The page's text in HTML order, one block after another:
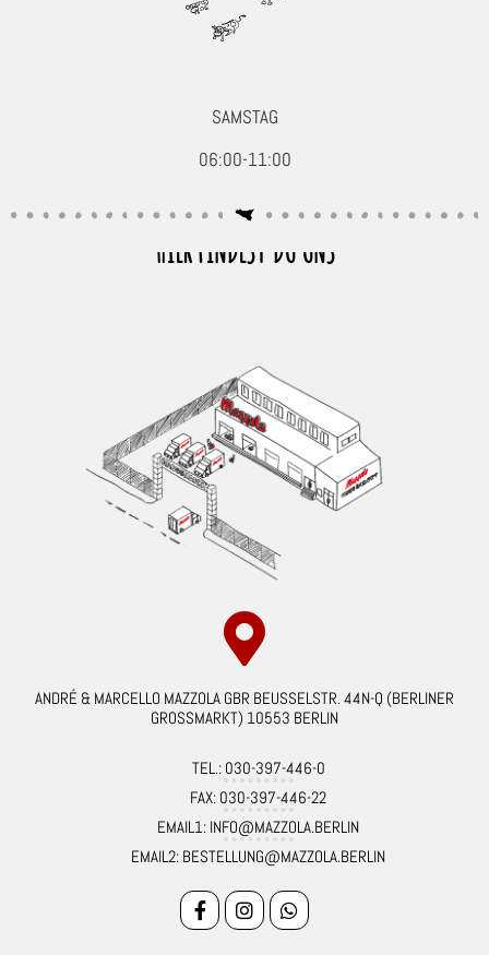
SAMSTAG
06:00-11:00
HIER FINDEST DU UNS
ANDRÉ & MARCELLO MAZZOLA GBR BEUSSELSTR. 44N-Q (BERLINER
GROSSMARKT) 10553 BERLIN
TEL.: 030-397-446-0
FAX: 030-397-446-22
EMAIL1: INFO@MAZZOLA.BERLIN
EMAIL2: BESTELLUNG@MAZZOLA.BERLIN